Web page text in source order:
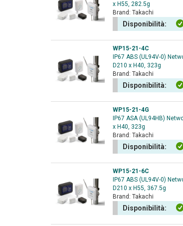
x H55, 282.5g
Brand: Takachi
Disponibilità:
WP15-21-4C
IP67 ABS (UL94V-0)
D210 x H40, 323g
Brand: Takachi
Disponibilità:
WP15-21-4G
IP67 ASA (UL94HB)
x H40, 323g
Brand: Takachi
Disponibilità:
WP15-21-6C
IP67 ABS (UL94V-0)
D210 x H55, 367.5g
Brand: Takachi
Disponibilità: